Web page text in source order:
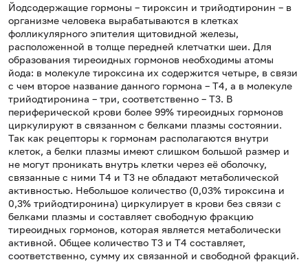
Йодсодержащие гормоны – тироксин и трийодтиронин – в
организме человека вырабатываются в клетках
фолликулярного эпителия щитовидной железы,
расположенной в толще передней клетчатки шеи. Для
образования тиреоидных гормонов необходимы атомы
йода: в молекуле тироксина их содержится четыре, в связи
с чем второе название данного гормона – Т4, а в молекуле
трийодтиронина – три, соответственно – Т3. В
периферической крови более 99% тиреоидных гормонов
циркулируют в связанном с белками плазмы состоянии.
Так как рецепторы к гормонам располагаются внутри
клеток, а белки плазмы имеют слишком большой размер и
не могут проникать внутрь клетки через её оболочку,
связанные с ними Т4 и Т3 не обладают метаболической
активностью. Небольшое количество (0,03% тироксина и
0,3% трийодтиронина) циркулирует в крови без связи с
белками плазмы и составляет свободную фракцию
тиреоидных гормонов, которая является метаболически
активной. Общее количество Т3 и Т4 составляет,
соответственно, сумму их связанной и свободной фракций.